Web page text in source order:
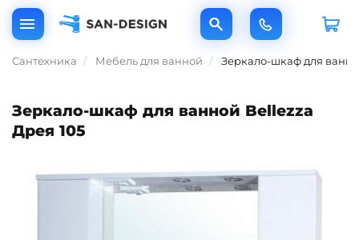
Сантехника Мебель для ванной Зеркало-шкаф для
Зеркало-шкаф для ванной Bellezza
Дрея 105